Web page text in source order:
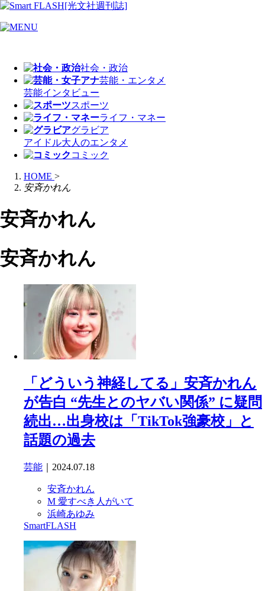
社会・政治
芸能・エンタメ
芸能インタビュー
スポーツ
ライフ・マネー
グラビア
アイドル大人のエンタメ
コミック
HOME >
安斉かれん
安斉かれん
安斉かれん
「どういう神経してる」安斉かれん
が告白 “先生とのヤバい関係” に疑問
続出…出身校は「TikTok強豪校」と
話題の過去
芸能 ｜2024.07.18
安斉かれん
M 愛すべき人がいて
浜崎あゆみ
SmartFLASH